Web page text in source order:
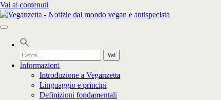
Vai ai contenuti
Cerca
per:
Informazioni
Introduzione a Veganzetta
Linguaggio e principi
Definizioni fondamentali